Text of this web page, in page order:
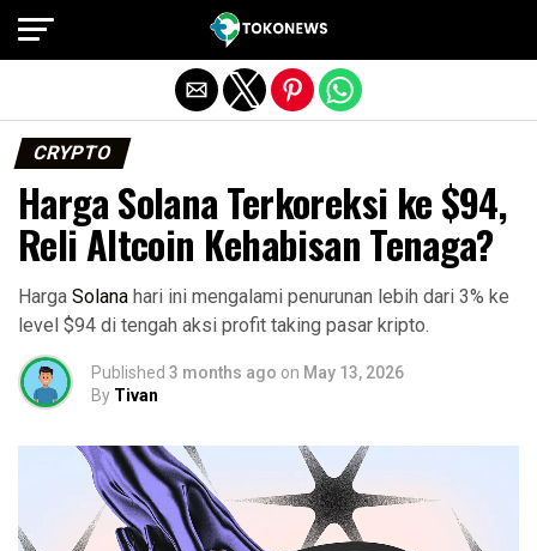
CRYPTO
Harga Solana Terkoreksi ke $94,
Reli Altcoin Kehabisan Tenaga?
Harga Solana hari ini mengalami penurunan lebih dari 3% ke
level $94 di tengah aksi profit taking pasar kripto.
Published 3 months ago on May 13, 2026
By Tivan
Exit mobile version